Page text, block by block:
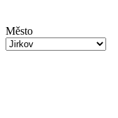
Město